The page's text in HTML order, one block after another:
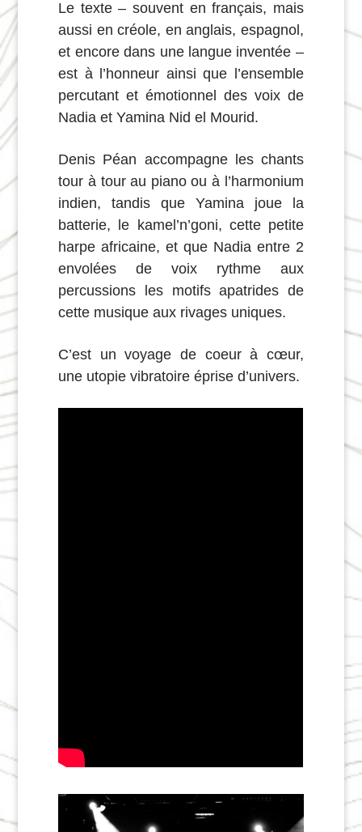
Le texte – souvent en français, mais
aussi en créole, en anglais, espagnol,
et encore dans une langue inventée –
est à l’honneur ainsi que l’ensemble
percutant et émotionnel des voix de
Nadia et Yamina Nid el Mourid.
Denis Péan accompagne les chants
tour à tour au piano ou à l’harmonium
indien, tandis que Yamina joue la
batterie, le kamel’n’goni, cette petite
harpe africaine, et que Nadia entre 2
envolées de voix rythme aux
percussions les motifs apatrides de
cette musique aux rivages uniques.
C’est un voyage de coeur à cœur,
une utopie vibratoire éprise d’univers.